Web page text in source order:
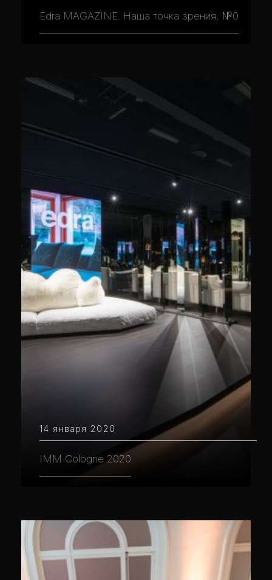
Edra MAGAZINE. Наша точка зрения, №0
14 января 2020
IMM Cologne 2020